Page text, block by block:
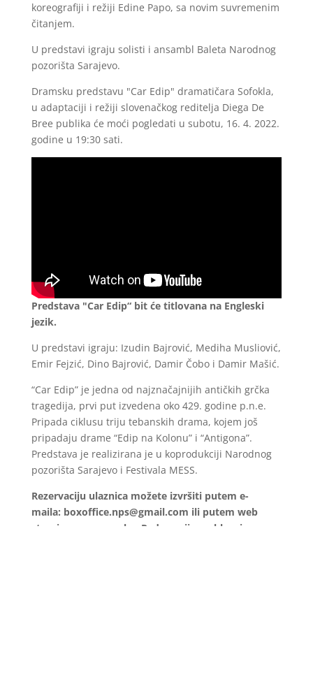
koreografiji i režiji Edine Papo, sa novim suvremenim
čitanjem.
U predstavi igraju solisti i ansambl Baleta Narodnog
pozorišta Sarajevo.
Dramsku predstavu "Car Edip" dramatičara Sofokla,
u adaptaciji i režiji slovenačkog reditelja Diega De
Bree publika će moći pogledati u subotu, 16. 4. 2022.
godine u 19:30 sati.
Predstava "Car Edip“ bit će titlovana na Engleski
jezik.
U predstavi igraju: Izudin Bajrović, Mediha Musliović,
Emir Fejzić, Dino Bajrović, Damir Čobo i Damir Mašić.
“Car Edip” je jedna od najznačajnijih antičkih grčka
tragedija, prvi put izvedena oko 429. godine p.n.e.
Pripada ciklusu triju tebanskih drama, kojem još
pripadaju drame “Edip na Kolonu” i “Antigona”.
Predstava je realizirana je u koprodukciji Narodnog
pozorišta Sarajevo i Festivala MESS.
Rezervaciju ulaznica možete izvršiti putem e-
maila: boxoffice.nps@gmail.com ili putem web
stranice: www.nps.ba. Radno vrijeme blagajne